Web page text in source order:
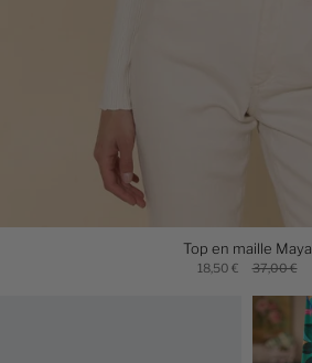
Top en maille Maya
18,50 € 37,00 €